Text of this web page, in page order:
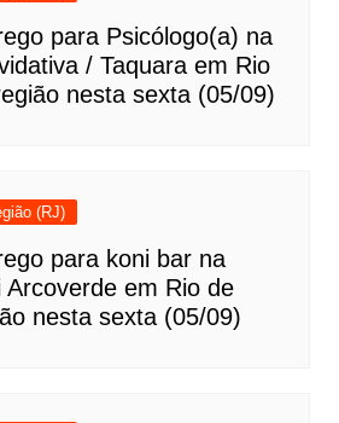
para Psicólogo(a) na
/ Taquara em Rio
nesta sexta (05/09)
(RJ)
para koni bar na
em Rio de
nesta sexta (05/09)